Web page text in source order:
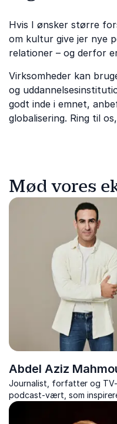
Hvis I ønsker større
om kultur give jer nye
relationer – og derfor
Virksomheder kan
og
godt inde i emnet,
globalisering. Ring til
Mød vores
Abdel Aziz
Journalist, forfatter og
podcast-vært, som
foredrag om diversitet,
inklusion – med humor,